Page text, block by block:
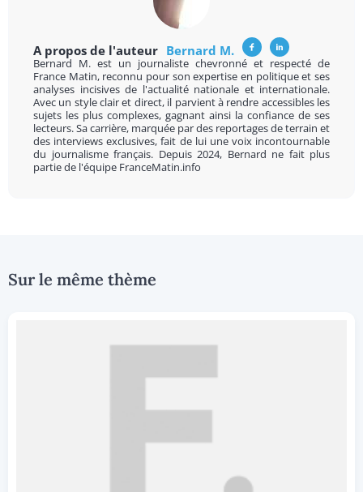
A propos de l'auteur Bernard M.
Bernard M. est un journaliste chevronné et respecté de
France Matin, reconnu pour son expertise en politique et ses
analyses incisives de l'actualité nationale et internationale.
Avec un style clair et direct, il parvient à rendre accessibles les
sujets les plus complexes, gagnant ainsi la confiance de ses
lecteurs. Sa carrière, marquée par des reportages de terrain et
des interviews exclusives, fait de lui une voix incontournable
du journalisme français. Depuis 2024, Bernard ne fait plus
partie de l'équipe FranceMatin.info
Sur le même thème